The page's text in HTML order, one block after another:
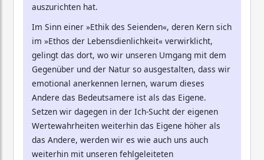
auszurichten hat.
Im Sinn einer »Ethik des Seienden«, deren Kern sich
im »Ethos der Lebensdienlichkeit« verwirklicht,
gelingt das dort, wo wir unseren Umgang mit dem
Gegenüber und der Natur so ausgestalten, dass wir
emotional anerkennen lernen, warum dieses
Andere das Bedeutsamere ist als das Eigene.
Setzen wir dagegen in der Ich-Sucht der eigenen
Wertewahrheiten weiterhin das Eigene höher als
das Andere, werden wir es wie auch uns auch
weiterhin mit unseren fehlgeleiteten